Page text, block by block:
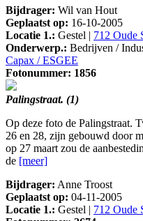
Bijdrager: Wil van Hout
Geplaatst op: 16-10-2005
Locatie 1.: Gestel | 712 Oude
Onderwerp.: Bedrijven /
Capax / ESGEE
Fotonummer: 1856
Palingstraat. (1)
Op deze foto de Palingstraat.
26 en 28, zijn gebouwd door
op 27 maart zou de
de [meer]
Bijdrager: Anne Troost
Geplaatst op: 04-11-2005
Locatie 1.: Gestel | 712 Oude